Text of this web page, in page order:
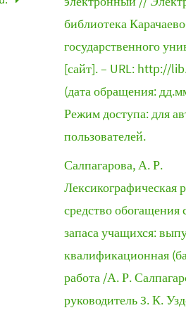
библиотека
государственного
[сайт]. – URL: http://
(дата обращения:
Режим доступа: для
пользователей.
Салпагарова, А. Р.
Лексикографическая
средство обогащения
запаса учащихся:
квалификационная
работа /А. Р.
руководитель 3. К.